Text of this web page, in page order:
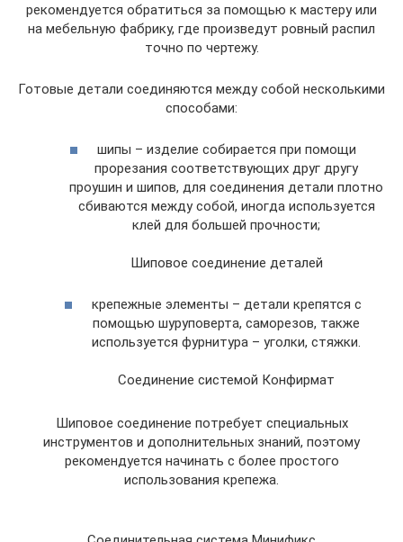
рекомендуется обратиться за помощью к мастеру или
на мебельную фабрику, где произведут ровный распил
точно по чертежу.
Готовые детали соединяются между собой несколькими
способами:
шипы – изделие собирается при помощи
прорезания соответствующих друг другу
проушин и шипов, для соединения детали плотно
сбиваются между собой, иногда используется
клей для большей прочности;
Шиповое соединение деталей
крепежные элементы – детали крепятся с
помощью шуруповерта, саморезов, также
используется фурнитура – уголки, стяжки.
Соединение системой Конфирмат
Шиповое соединение потребует специальных
инструментов и дополнительных знаний, поэтому
рекомендуется начинать с более простого
использования крепежа.